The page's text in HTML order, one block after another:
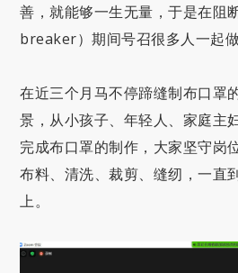
善，就能够一生无量，于是在阻
breaker）期间号召很多人一起做
在近三个月马不停蹄缝制布口罩
景，从小孩子、年轻人、家庭主
完成布口罩的制作，大家坚守岗
布料、清洗、裁剪、缝纫，一直
上。